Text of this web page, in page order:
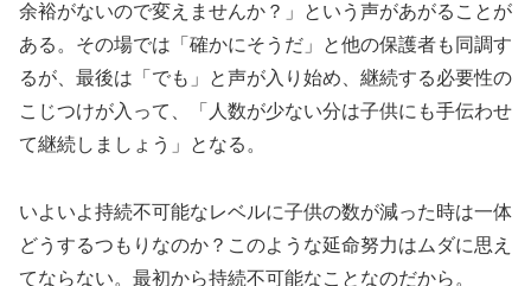
余裕がないので変えませんか？」という声があがることが
ある。その場では「確かにそうだ」と他の保護者も同調す
るが、最後は「でも」と声が入り始め、継続する必要性の
こじつけが入って、「人数が少ない分は子供にも手伝わせ
て継続しましょう」となる。
いよいよ持続不可能なレベルに子供の数が減った時は一体
どうするつもりなのか？このような延命努力はムダに思え
てならない。最初から持続不可能なことなのだから。